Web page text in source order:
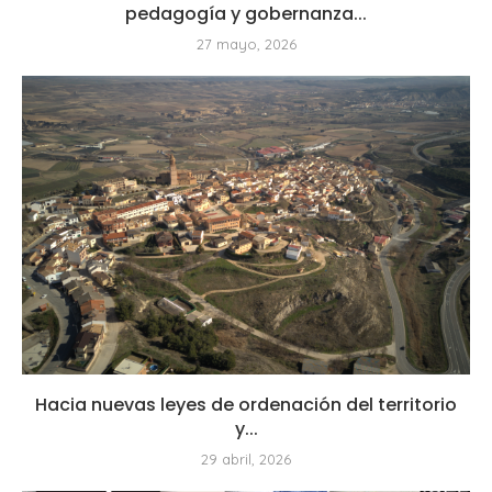
pedagogía y gobernanza...
27 mayo, 2026
Hacia nuevas leyes de ordenación del territorio
y...
29 abril, 2026